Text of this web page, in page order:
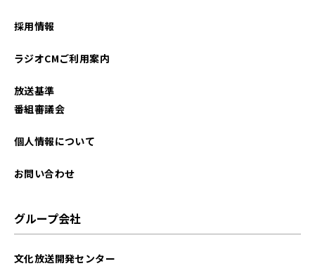
2021年02月
採用情報
ラジオCMご利用案内
放送基準
番組審議会
個人情報について
お問い合わせ
グループ会社
文化放送開発センター